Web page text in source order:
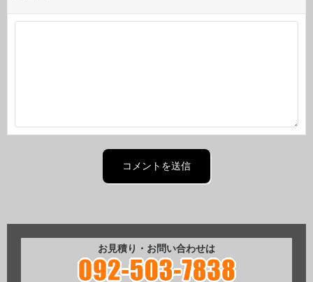
お見積り・お問い合わせは